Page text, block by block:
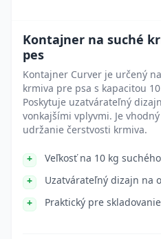
Kontajner na suché
pes
Kontajner Curver je určený
krmiva pre psa s kapacitou
Poskytuje uzatvárateľný
vonkajšími vplyvmi. Je
udržanie čerstvosti krmiva.
Veľkosť na 10 kg
Uzatvárateľný dizajn na
Praktický pre